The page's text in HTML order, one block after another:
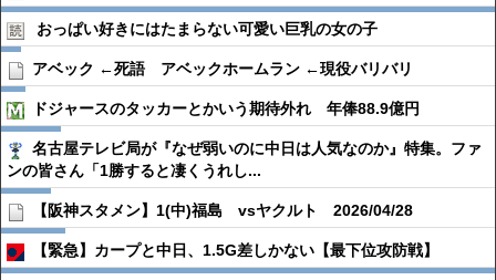
おっぱい好きにはたまらない可愛い巨乳の女の子
アベック ←死語 アベックホームラン ←現役バリバリ
ドジャースのタッカーとかいう期待外れ 年俸88.9億円
名古屋テレビ局が『なぜ弱いのに中日は人気なのか』特集。ファ
ンの皆さん「1勝すると凄くうれし...
【阪神スタメン】1(中)福島 vsヤクルト 2026/04/28
【緊急】カープと中日、1.5G差しかない【最下位攻防戦】